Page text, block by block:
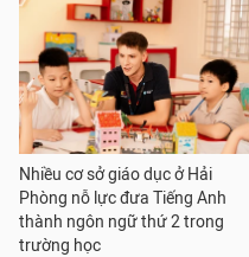
Nhiều cơ sở giáo dục ở Hải
Phòng nỗ lực đưa Tiếng Anh
thành ngôn ngữ thứ 2 trong
trường học